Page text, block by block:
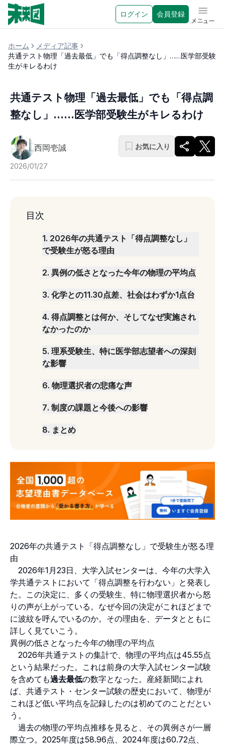
ログイン 会員登録 メニュ
ホーム
メディア記事
共通テスト物理「過去最低」でも「得点調整なし」……医学部受験
生がキレるわけ
共通テスト物理「過去最低」でも「得点調
整なし」……医学部受験生がキレるわけ
西岡壱誠
2026/01/27
お気に入り
目次
1. 2026年の共通テスト「得点調整なし」
で受験生が怒る理由
2. 異例の低さとなった今年の物理の平均点
3. 化学との11.30点差、社会はわずか1点台
4. 得点調整とは何か、そしてなぜ実施され
なかったのか
5. 理系受験生、特に医学部志望者への深刻
な影響
6. 物理選択者の悲痛な声
7. 制度の課題と今後への影響
8. まとめ
2026年の共通テスト「得点調整なし」で受験生が怒る理
由
2026年1月23日、大学入試センターは、今年の大学入
学共通テストにおいて「得点調整を行わない」と発表し
た。この決定に、多くの受験生、特に物理選択者から怒
りの声が上がっている。なぜ今回の決定がこれほどまで
に波紋を呼んでいるのか。その理由を、データとともに
詳しく見ていこう。
異例の低さとなった今年の物理の平均点
2026年共通テストの集計で、物理の平均点は45.55点
という結果だった。これは前身の大学入試センター試験
を含めても過去最低の数字となった。 産経新聞によれ
ば、共通テスト・センター試験の歴史において、物理が
これほど低い平均点を記録したのは初めてのことだとい
う。
過去の物理の平均点推移を見ると、その異例さが一層
際立つ。2025年度は58.96点、2024年度は60.72点、